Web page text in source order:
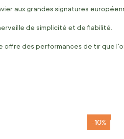
aux grandes signatures
de simplicité et de fiabilité.
offre des performances de tir que
-10%